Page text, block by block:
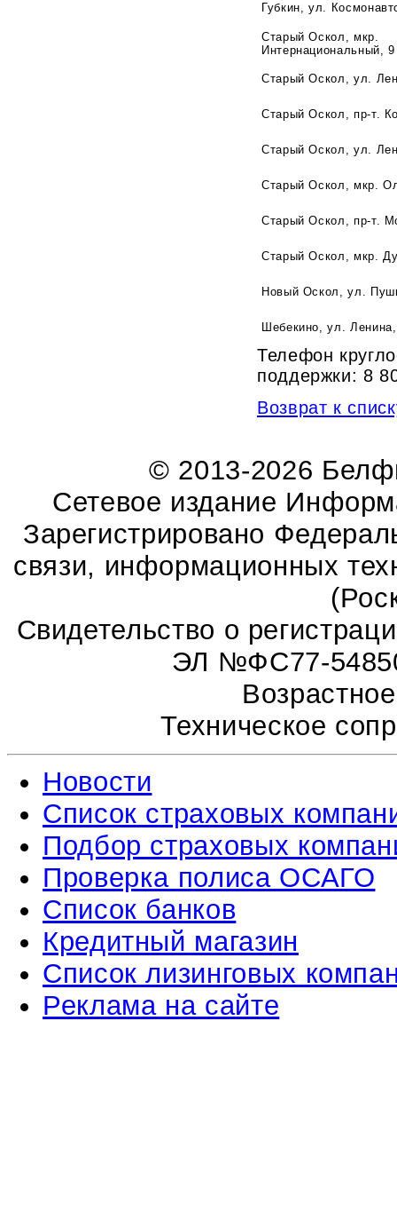
Губкин, ул.
Старый Оскол, мкр.
Интернациональный,
Старый Оскол, ул.
Старый Оскол, пр-т.
Старый Оскол, ул.
Старый Оскол, мкр.
Старый Оскол, пр-т.
Старый Оскол, мкр.
Новый Оскол, ул.
Шебекино, ул.
Телефон
поддержки: 8
Возврат к
© 2013-2026
Сетевое издание
Зарегистрировано
связи, информационных
Свидетельство о
ЭЛ №ФС77-
Техническое
Новости
Список страховых
Подбор страховых
Проверка полиса ОСАГО
Список банков
Кредитный магазин
Список лизинговых
Реклама на сайте